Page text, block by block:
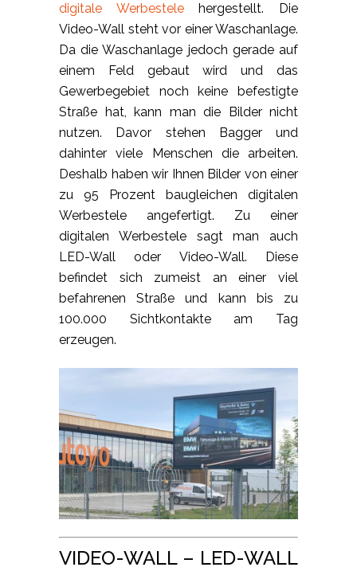
digitale Werbestelehergestellt. Die
Video-Wall steht vor einer Waschanlage.
Da die Waschanlage jedoch gerade auf
einem Feld gebaut wird und das
Gewerbegebiet noch keine befestigte
Straße hat, kann man die Bilder nicht
nutzen. Davor stehen Bagger und
dahinter viele Menschen die arbeiten.
Deshalb haben wir Ihnen Bilder von einer
zu 95 Prozent baugleichen digitalen
Werbestele angefertigt. Zu einer
digitalen Werbestele sagt man auch
LED-Wall oder Video-Wall. Diese
befindet sich zumeist an einer viel
befahrenen Straße und kann bis zu
100.000 Sichtkontakte am Tag
erzeugen.
VIDEO-WALL – LED-WALL